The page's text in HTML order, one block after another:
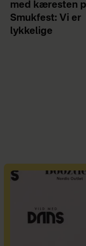
med kæresten
Smukfest: Vi er
lykkelige